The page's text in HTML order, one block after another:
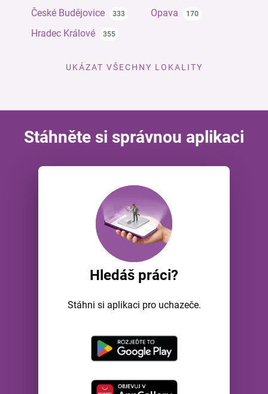
České Budějovice 333
Hradec Králové 355
Opava 170
UKÁZAT VŠECHNY LOKALITY
Stáhněte si správnou aplikaci
Hledáš práci?
Stáhni si aplikaci pro uchazeče.